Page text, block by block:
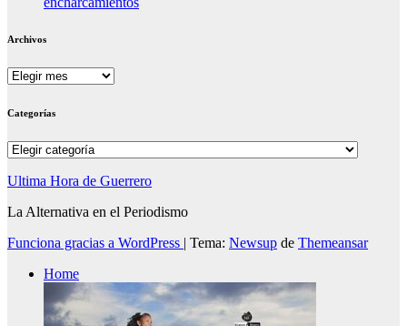
Archivos
Archivos
Categorías
Categorías
Ultima Hora de Guerrero
La Alternativa en el Periodismo
Funciona gracias a WordPress | Tema: Newsup de Themeansar
Home